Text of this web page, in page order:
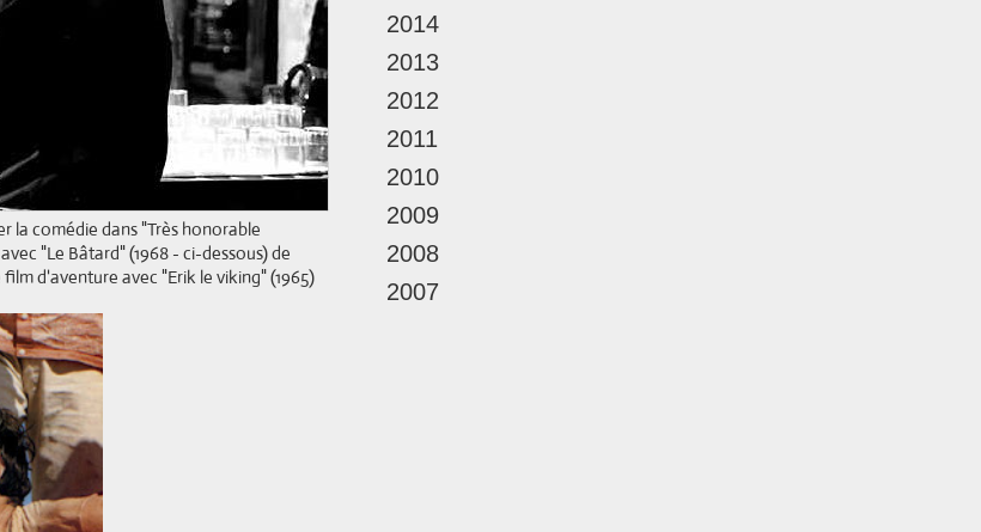
la comédie dans "Très honorable
"Le Bâtard" (1968 - ci-dessous) de
d'aventure avec "Erik le viking" (1965)
2014
2013
2012
2011
2010
2009
2008
2007